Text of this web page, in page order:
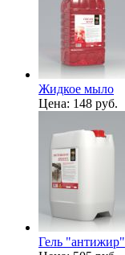
Жидкое мыло
Цена: 148 руб.
Гель "антижир"